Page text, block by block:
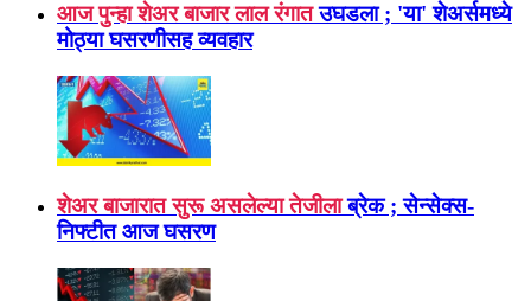
आज पुन्हा शेअर बाजार लाल रंगात उघडला ; 'या' शेअर्समध्ये
मोठ्या घसरणीसह व्यवहार
शेअर बाजारात सुरू असलेल्या तेजीला ब्रेक ; सेन्सेक्स-
निफ्टीत आज घसरण